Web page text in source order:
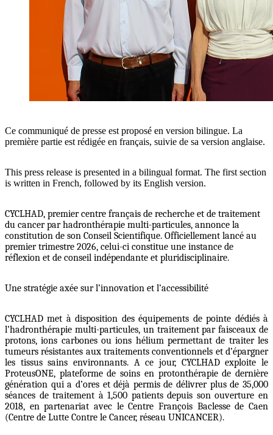
Ce communiqué de presse est proposé en version bilingue. La
première partie est rédigée en français, suivie de sa version anglaise.
This press release is presented in a bilingual format. The first section
is written in French, followed by its English version.
CYCLHAD, premier centre français de recherche et de traitement
du cancer par hadronthérapie multi-particules, annonce la
constitution de son Conseil Scientifique. Officiellement lancé au
premier trimestre 2026, celui-ci constitue une instance de
réflexion et de conseil indépendante et pluridisciplinaire.
Une stratégie axée sur l’innovation et l’accessibilité
CYCLHAD met à disposition des équipements de pointe dédiés à
l’hadronthérapie multi-particules, un traitement par faisceaux de
protons, ions carbones ou ions hélium permettant de traiter les
tumeurs résistantes aux traitements conventionnels et d’épargner
les tissus sains environnants. A ce jour, CYCLHAD exploite le
ProteusONE, plateforme de soins en protonthérapie de dernière
génération qui a d’ores et déjà permis de délivrer plus de 35,000
séances de traitement à 1,500 patients depuis son ouverture en
2018, en partenariat avec le Centre François Baclesse de Caen
(Centre de Lutte Contre le Cancer, réseau UNICANCER).